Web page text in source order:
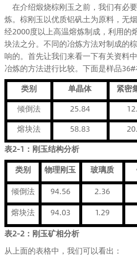
在介绍煅烧棕刚玉之前，我们有必
炼。棕刚玉以优质铝矾土为原料，无
经2000度以上高温熔炼制成，利用的
块法之分。不同的冶炼方法对制成的
响的。首先让我们来看一下有关资料
冶炼的方法进行比较。下面是样品
类别
单晶体 紧密
倾倒法
25.84
熔块法
58.83
表2-1 ：刚玉结构分析
类别
物理刚玉 玻璃质
倾倒法
94.56 2.36
熔块法
94.03 1.29
表2-2：刚玉矿相分析
从上面的表格中，我们可以看出：